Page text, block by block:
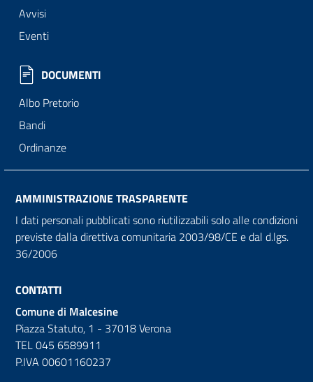
Avvisi
Eventi
DOCUMENTI
Albo Pretorio
Bandi
Ordinanze
AMMINISTRAZIONE TRASPARENTE
I dati personali pubblicati sono riutilizzabili solo alle condizioni
previste dalla direttiva comunitaria 2003/98/CE e dal d.lgs.
36/2006
CONTATTI
Comune di Malcesine
Piazza Statuto, 1 - 37018 Verona
TEL 045 6589911
P.IVA 00601160237